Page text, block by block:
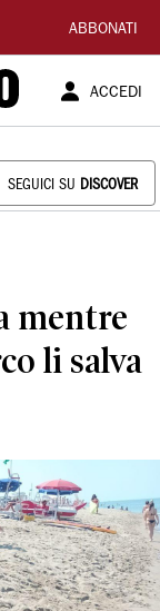
ABBONATI
ACCEDI
SEGUICI SU DISCOVER
mentre
li salva